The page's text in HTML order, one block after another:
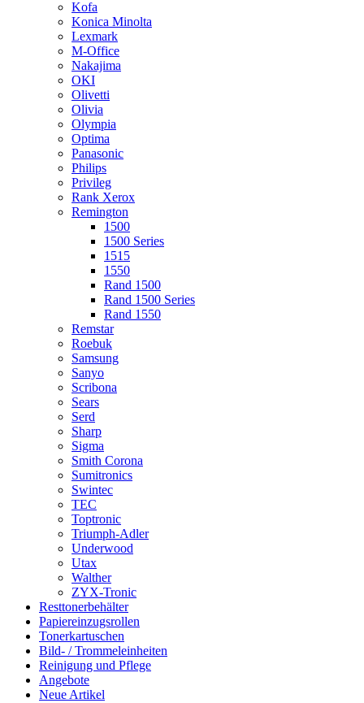
Kofa
Konica Minolta
Lexmark
M-Office
Nakajima
OKI
Olivetti
Olivia
Olympia
Optima
Panasonic
Philips
Privileg
Rank Xerox
Remington
1500
1500 Series
1515
1550
Rand 1500
Rand 1500 Series
Rand 1550
Remstar
Roebuk
Samsung
Sanyo
Scribona
Sears
Serd
Sharp
Sigma
Smith Corona
Sumitronics
Swintec
TEC
Toptronic
Triumph-Adler
Underwood
Utax
Walther
ZYX-Tronic
Resttonerbehälter
Papiereinzugsrollen
Tonerkartuschen
Bild- / Trommeleinheiten
Reinigung und Pflege
Angebote
Neue Artikel